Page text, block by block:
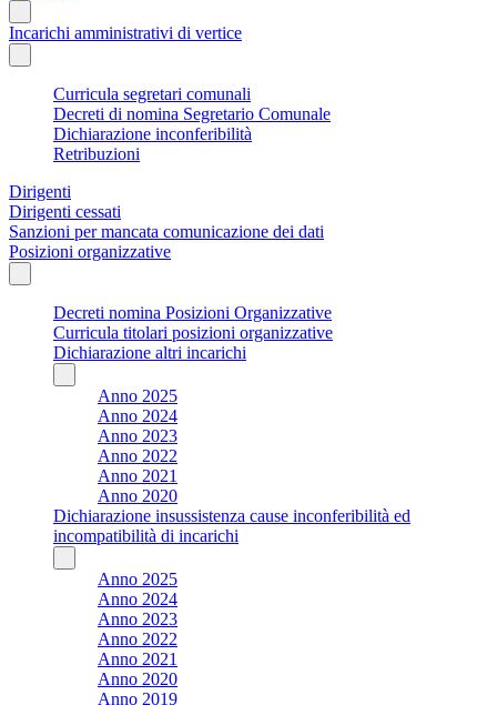
Incarichi amministrativi di vertice
Curricula segretari comunali
Decreti di nomina Segretario Comunale
Dichiarazione inconferibilità
Retribuzioni
Dirigenti
Dirigenti cessati
Sanzioni per mancata comunicazione dei dati
Posizioni organizzative
Decreti nomina Posizioni Organizzative
Curricula titolari posizioni organizzative
Dichiarazione altri incarichi
Anno 2025
Anno 2024
Anno 2023
Anno 2022
Anno 2021
Anno 2020
Dichiarazione insussistenza cause inconferibilità ed
incompatibilità di incarichi
Anno 2025
Anno 2024
Anno 2023
Anno 2022
Anno 2021
Anno 2020
Anno 2019